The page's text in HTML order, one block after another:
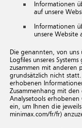
Informationen
auf unsere
Informationen
unsere Website
Die genannten, von
Logfiles unseres
zusammen mit anderen
grundsätzlich nicht
erhobenen
Zusammenhang mit
Analysetools
ein, um Ihnen die
minimax.com/fr/fr)